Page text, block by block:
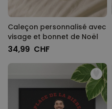
Caleçon personnalisé avec
visage et bonnet de Noël
34,99 CHF